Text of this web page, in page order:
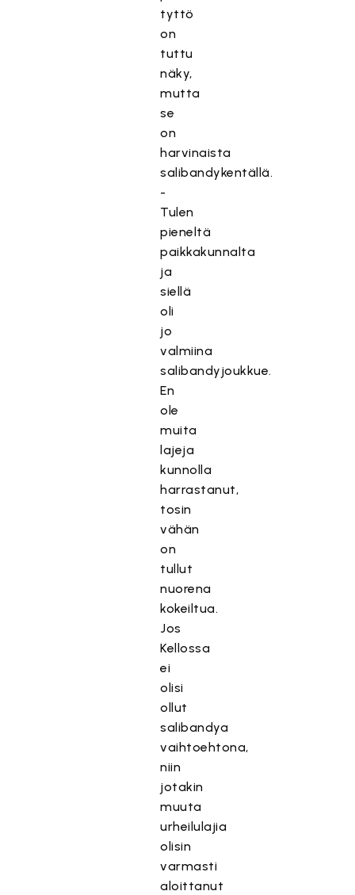
tyttö
on
tuttu
näky,
mutta
se
on
harvinaista
salibandykentällä.
-
Tulen
pieneltä
paikkakunnalta
ja
siellä
oli
jo
valmiina
salibandyjoukkue.
En
ole
muita
lajeja
kunnolla
harrastanut,
tosin
vähän
on
tullut
nuorena
kokeiltua.
Jos
Kellossa
ei
olisi
ollut
salibandya
vaihtoehtona,
niin
jotakin
muuta
urheilulajia
olisin
varmasti
aloittanut